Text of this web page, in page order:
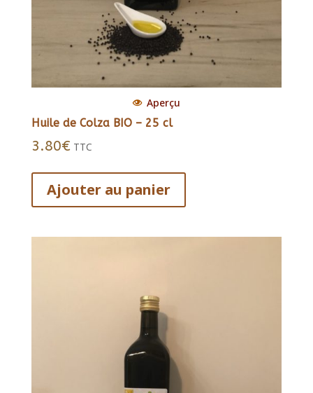
Aperçu
Huile de Colza BIO – 25 cl
3.80€ TTC
Ajouter au panier